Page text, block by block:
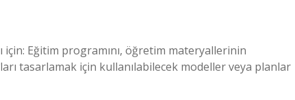
için: Eğitim programını, öğretim materyallerinin
tasarlamak için kullanılabilecek modeller veya planlar